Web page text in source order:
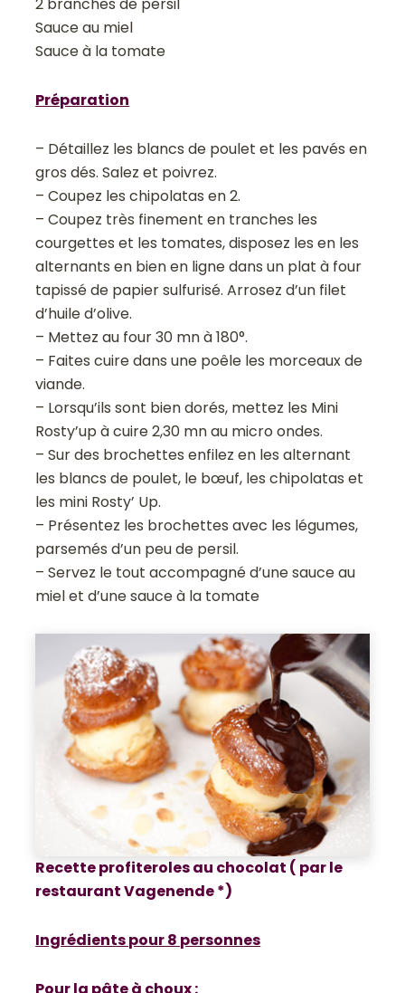
Sauce au miel
Sauce à la tomate
Préparation
– Détaillez les blancs de poulet et les pavés en
gros dés. Salez et poivrez.
– Coupez les chipolatas en 2.
– Coupez très finement en tranches les
courgettes et les tomates, disposez les en les
alternants en bien en ligne dans un plat à four
tapissé de papier sulfurisé. Arrosez d’un filet
d’huile d’olive.
– Mettez au four 30 mn à 180°.
– Faites cuire dans une poêle les morceaux de
viande.
– Lorsqu’ils sont bien dorés, mettez les Mini
Rosty’up à cuire 2,30 mn au micro ondes.
– Sur des brochettes enfilez en les alternant
les blancs de poulet, le bœuf, les chipolatas et
les mini Rosty’ Up.
– Présentez les brochettes avec les légumes,
parsemés d’un peu de persil.
– Servez le tout accompagné d’une sauce au
miel et d’une sauce à la tomate
Recette profiteroles au chocolat ( par le
restaurant Vagenende *)
Ingrédients pour 8 personnes
Pour la pâte à choux :